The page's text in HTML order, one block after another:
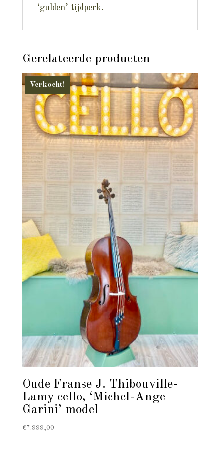
‘gulden’ tijdperk.
Gerelateerde producten
Verkocht!
Oude Franse J. Thibouville-
Lamy cello, ‘Michel-Ange
Garini’ model
€7.999,00